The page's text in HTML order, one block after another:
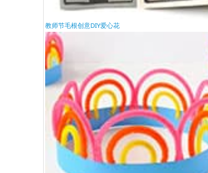
教师节毛根创意DIY爱心花